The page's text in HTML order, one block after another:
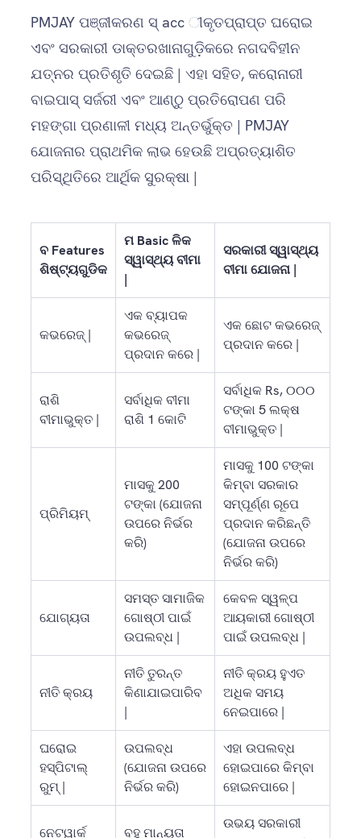
PMJAY ପଞ୍ଜୀକରଣ ସ୍ acc ୀକୃତପ୍ରାପ୍ତ ଘରୋଇ
ଏବଂ ସରକାରୀ ଡାକ୍ତରଖାନାଗୁଡ଼ିକରେ ନଗଦବିହୀନ
ଯତ୍ନର ପ୍ରତିଶୃତି ଦେଇଛି | ଏହା ସହିତ, କରୋନାରୀ
ବାଇପାସ୍ ସର୍ଜରୀ ଏବଂ ଆଣ୍ଠୁ ପ୍ରତିରୋପଣ ପରି
ମହଙ୍ଗା ପ୍ରଣାଳୀ ମଧ୍ୟ ଅନ୍ତର୍ଭୁକ୍ତ | PMJAY
ଯୋଜନାର ପ୍ରାଥମିକ ଲାଭ ହେଉଛି ଅପ୍ରତ୍ୟାଶିତ
ପରିସ୍ଥିତିରେ ଆର୍ଥିକ ସୁରକ୍ଷା |
ବ Features
ଶିଷ୍ଟ୍ୟଗୁଡିକ
ମ Basic ଳିକ
ସ୍ୱାସ୍ଥ୍ୟ ବୀମା
|
ସରକାରୀ ସ୍ୱାସ୍ଥ୍ୟ
ବୀମା ଯୋଜନା |
କଭରେଜ୍ |
ଏକ ବ୍ୟାପକ
କଭରେଜ୍
ପ୍ରଦାନ କରେ |
ଏକ ଛୋଟ କଭରେଜ୍
ପ୍ରଦାନ କରେ |
ରାଶି
ବୀମାଭୁକ୍ତ |
ସର୍ବାଧିକ ବୀମା
ରାଶି 1 କୋଟି
ସର୍ବାଧିକ Rs, ୦୦୦
ଟଙ୍କା 5 ଲକ୍ଷ
ବୀମାଭୁକ୍ତ |
ପ୍ରିମିୟମ୍
ମାସକୁ 200
ଟଙ୍କା (ଯୋଜନା
ଉପରେ ନିର୍ଭର
କରି)
ମାସକୁ 100 ଟଙ୍କା
କିମ୍ବା ସରକାର
ସମ୍ପୂର୍ଣ୍ଣ ରୂପେ
ପ୍ରଦାନ କରିଛନ୍ତି
(ଯୋଜନା ଉପରେ
ନିର୍ଭର କରି)
ଯୋଗ୍ୟତା
ସମସ୍ତ ସାମାଜିକ
ଗୋଷ୍ଠୀ ପାଇଁ
ଉପଲବ୍ଧ |
କେବଳ ସ୍ୱଳ୍ପ
ଆୟକାରୀ ଗୋଷ୍ଠୀ
ପାଇଁ ଉପଲବ୍ଧ |
ନୀତି କ୍ରୟ
ନୀତି ତୁରନ୍ତ
କିଣାଯାଇପାରିବ
|
ନୀତି କ୍ରୟ ହୁଏତ
ଅଧିକ ସମୟ
ନେଇପାରେ |
ଘରୋଇ
ହସ୍ପିଟାଲ୍
ରୁମ୍ |
ଉପଲବ୍ଧ
(ଯୋଜନା ଉପରେ
ନିର୍ଭର କରି)
ଏହା ଉପଲବ୍ଧ
ହୋଇପାରେ କିମ୍ବା
ହୋଇନପାରେ |
ନେଟୱାର୍କ ବହୁ ମାନ୍ୟତା
ଉଭୟ ସରକାରୀ